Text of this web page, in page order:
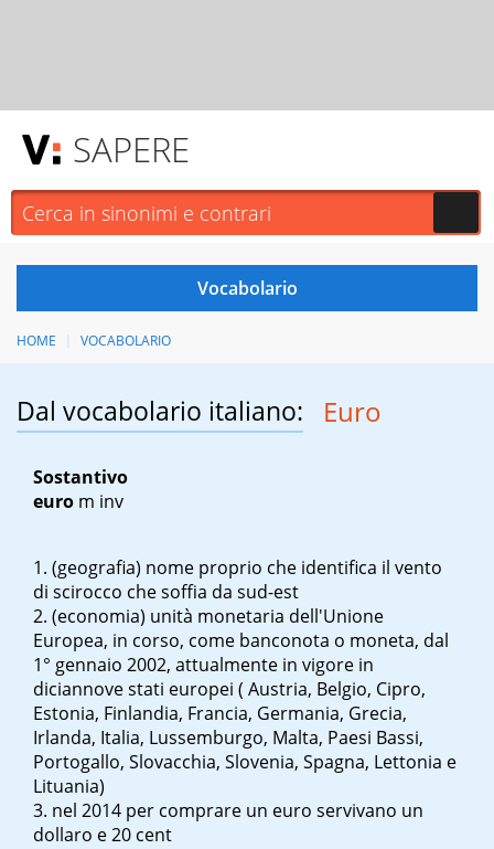
SAPERE
HOME VOCABOLARIO
Dal vocabolario italiano: Euro
Sostantivo
euro m inv
(geografia) nome proprio che identifica il vento
di scirocco che soffia da sud-est
(economia) unità monetaria dell'Unione
Europea, in corso, come banconota o moneta, dal
1° gennaio 2002, attualmente in vigore in
diciannove stati europei ( Austria, Belgio, Cipro,
Estonia, Finlandia, Francia, Germania, Grecia,
Irlanda, Italia, Lussemburgo, Malta, Paesi Bassi,
Portogallo, Slovacchia, Slovenia, Spagna, Lettonia e
Lituania)
nel 2014 per comprare un euro servivano un
dollaro e 20 cent